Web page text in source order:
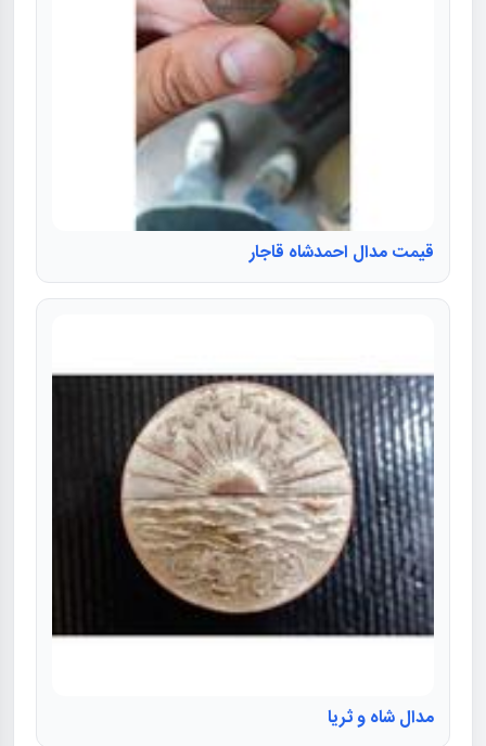
قیمت مدال احمدشاه قاجار
مدال شاه و ثریا